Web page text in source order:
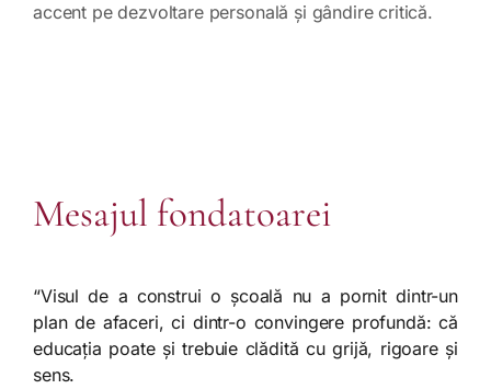
accent pe dezvoltare personală și gândire critică.
Mesajul fondatoarei
“Visul de a construi o școală nu a pornit dintr-un
plan de afaceri, ci dintr-o convingere profundă: că
educația poate și trebuie clădită cu grijă, rigoare și
sens.